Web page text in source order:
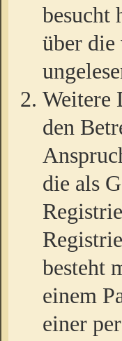
besucht
über die
Weitere
den
die als
besteht
einem
einer